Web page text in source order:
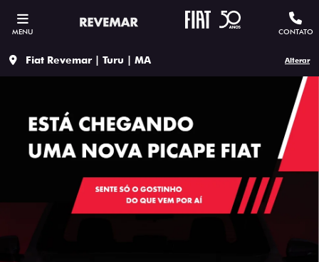
MENU CONTATO
Fiat Revemar | Turu | MA Alterar